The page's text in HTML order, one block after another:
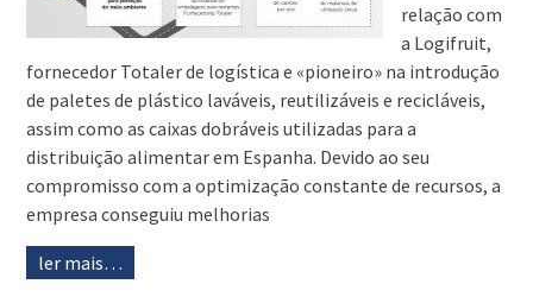
relação com
a Logifruit,
fornecedor Totaler de logística e «pioneiro» na introdução
de paletes de plástico laváveis, reutilizáveis e recicláveis,
assim como as caixas dobráveis utilizadas para a
distribuição alimentar em Espanha. Devido ao seu
compromisso com a optimização constante de recursos, a
empresa conseguiu melhorias
ler mais…